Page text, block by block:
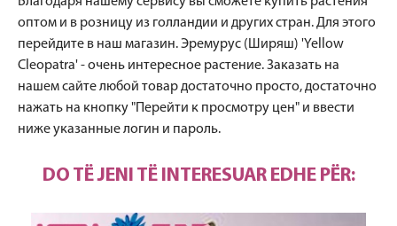
оптом и в розницу из голландии и других стран. Для этого
перейдите в наш магазин. Эремурус (Ширяш) 'Yellow
Cleopatra' - очень интересное растение. Заказать на
нашем сайте любой товар достаточно просто, достаточно
нажать на кнопку "Перейти к просмотру цен" и ввести
ниже указанные логин и пароль.
DO TË JENI TË INTERESUAR EDHE PËR: